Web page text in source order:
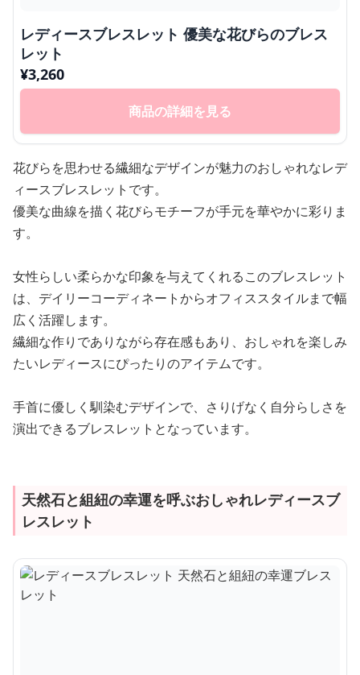
レディースブレスレット 優美な花びらのブレス
レット
¥3,260
商品の詳細を見る
花びらを思わせる繊細なデザインが魅力のおしゃれなレデ
ィースブレスレットです。
優美な曲線を描く花びらモチーフが手元を華やかに彩りま
す。
女性らしい柔らかな印象を与えてくれるこのブレスレット
は、デイリーコーディネートからオフィススタイルまで幅
広く活躍します。
繊細な作りでありながら存在感もあり、おしゃれを楽しみ
たいレディースにぴったりのアイテムです。
手首に優しく馴染むデザインで、さりげなく自分らしさを
演出できるブレスレットとなっています。
天然石と組紐の幸運を呼ぶおしゃれレディースブ
レスレット